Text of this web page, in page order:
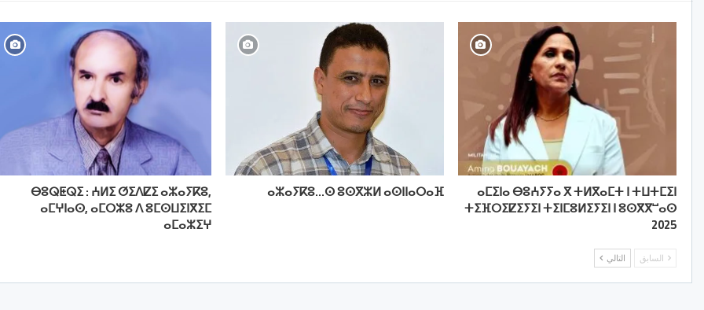
ⴰⵎⵉⵏⴰ ⴱⵓⵄⵢⵢⴰ ⴳ ⵜⵍⴳⴰⵎⵜ ⵏ ⵜⵡⵜⵎⵉⵏ
ⵜⵉⴼⵔⵉⵇⵉⵢⵉⵏ ⵜⵉⵏⵎⵓⵍⵉⵢⵉⵏ ⵏ ⵓⵙⴳⴳⵯⴰⵙ
2025
ⴰⵣⴰⵢⴽⵓ…ⵙ ⵓⵙⴳⵣⵍ ⴰⵙⵏⵏⴰⵔⴰⴼ
ⴱⵓⵕⵟⵕⵉ : ⵄⵍⵉ ⵚⵉⴷⵇⵉ ⴰⵣⴰⵢⴽⵓ,
ⴰⵎⵖⵏⴰⵙ, ⴰⵎⵔⵣⵓ ⴷ ⵓⵎⵙⵡⵉⵏⴳⵉⵎ
ⴰⵎⴰⵣⵉⵖ
السابق التالي